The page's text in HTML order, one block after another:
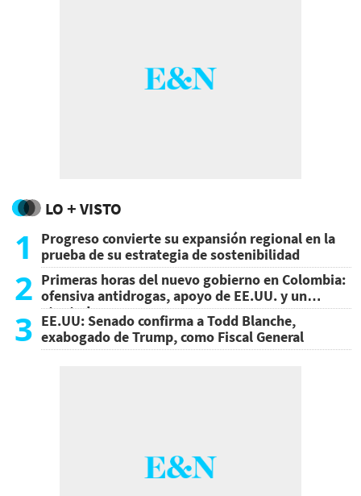
LO + VISTO
1
Progreso convierte su expansión regional en la
prueba de su estrategia de sostenibilidad
2 Primeras horas del nuevo gobierno en Colombia:
ofensiva antidrogas, apoyo de EE.UU. y un
atentado
3 EE.UU: Senado confirma a Todd Blanche,
exabogado de Trump, como Fiscal General